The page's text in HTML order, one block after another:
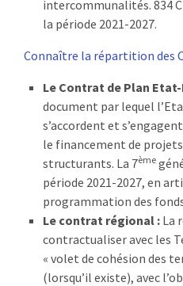
intercommunalités. 834
la période 2021-2027.
Connaître la répartition des
Le Contrat de Plan Etat-
document par lequel
s’accordent et
le financement de
structurants. La 7ème
période 2021-2027, en
programmation des
Le contrat régional : La
contractualiser avec les
« volet de cohésion des
(lorsqu’il existe), avec